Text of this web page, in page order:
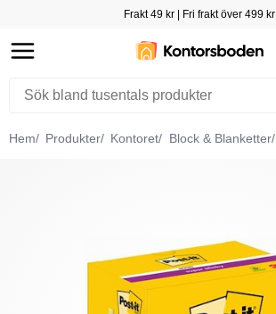
Frakt 49 kr | Fri frakt över 499 kr
Hem Produkter Kontoret Block & Blanketter